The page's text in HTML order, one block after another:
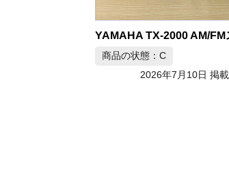
2026年7月10日 掲載